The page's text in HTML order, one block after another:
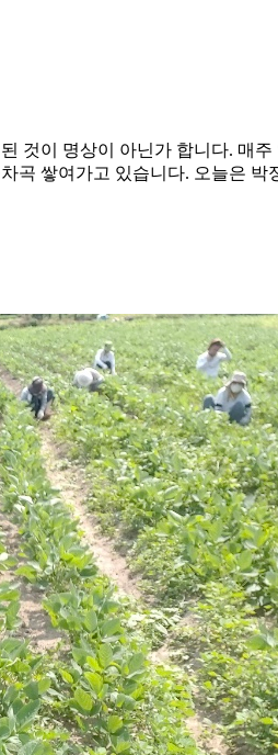
것이 명상이 아닌가 합니다. 매
곡 쌓여가고 있습니다. 오늘은